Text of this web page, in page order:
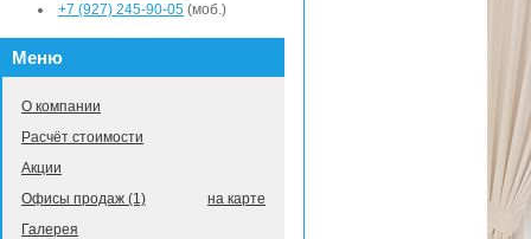
+7 (927) 245-90-05 (моб.)
Меню
О компании
Расчёт стоимости
Акции
на карте
Офисы продаж (1)
Галерея